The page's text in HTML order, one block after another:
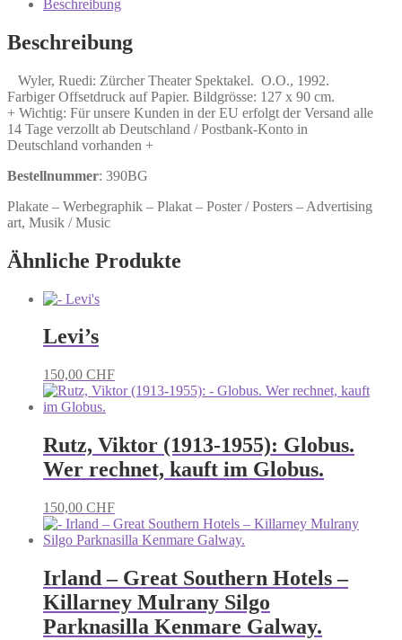
Beschreibung
Beschreibung
Wyler, Ruedi: Zürcher Theater Spektakel. O.O., 1992.
Farbiger Offsetdruck auf Papier. Bildgrösse: 127 x 90 cm.
+ Wichtig: Für unsere Kunden in der EU erfolgt der Versand alle
14 Tage verzollt ab Deutschland / Postbank-Konto in
Deutschland vorhanden +
Bestellnummer: 390BG
Plakate – Werbegraphik – Plakat – Poster / Posters – Advertising
art, Musik / Music
Ähnliche Produkte
Levi’s
150,00 CHF
Rutz, Viktor (1913-1955): Globus.
Wer rechnet, kauft im Globus.
150,00 CHF
Irland – Great Southern Hotels –
Killarney Mulrany Silgo
Parknasilla Kenmare Galway.